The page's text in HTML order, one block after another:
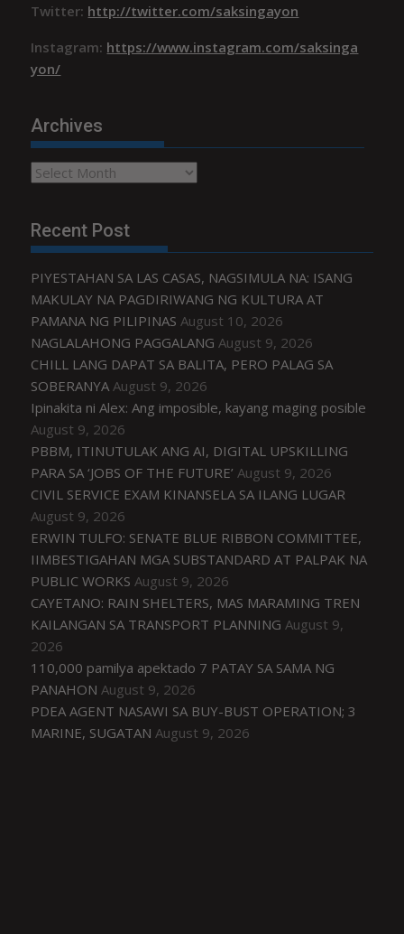
Twitter: http://twitter.com/saksingayon
Instagram: https://www.instagram.com/saksinga
yon/
Archives
Archives
Recent Post
PIYESTAHAN SA LAS CASAS, NAGSIMULA NA: ISANG
MAKULAY NA PAGDIRIWANG NG KULTURA AT
PAMANA NG PILIPINAS August 10, 2026
NAGLALAHONG PAGGALANG August 9, 2026
CHILL LANG DAPAT SA BALITA, PERO PALAG SA
SOBERANYA August 9, 2026
Ipinakita ni Alex: Ang imposible, kayang maging posible
August 9, 2026
PBBM, ITINUTULAK ANG AI, DIGITAL UPSKILLING
PARA SA ‘JOBS OF THE FUTURE’ August 9, 2026
CIVIL SERVICE EXAM KINANSELA SA ILANG LUGAR
August 9, 2026
ERWIN TULFO: SENATE BLUE RIBBON COMMITTEE,
IIMBESTIGAHAN MGA SUBSTANDARD AT PALPAK NA
PUBLIC WORKS August 9, 2026
CAYETANO: RAIN SHELTERS, MAS MARAMING TREN
KAILANGAN SA TRANSPORT PLANNING August 9,
2026
110,000 pamilya apektado 7 PATAY SA SAMA NG
PANAHON August 9, 2026
PDEA AGENT NASAWI SA BUY-BUST OPERATION; 3
MARINE, SUGATAN August 9, 2026